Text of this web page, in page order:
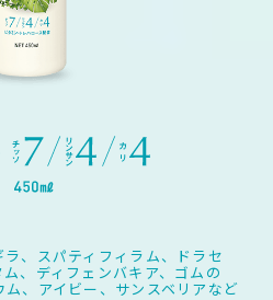
、スパティフィラム、ドラセ
、ディフェンバキア、ゴムの
、アイビー、サンスベリアなど